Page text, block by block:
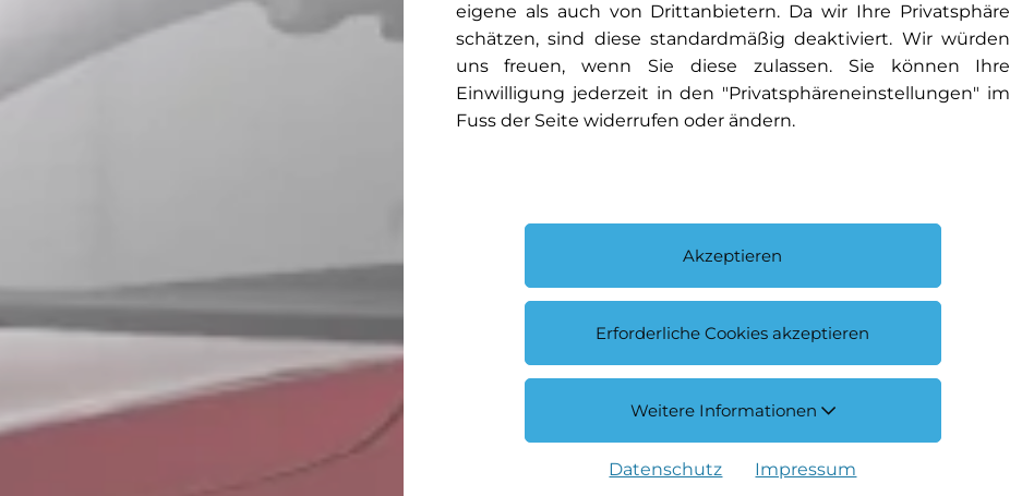
eigene als auch von Drittanbietern. Da wir Ihre Privatsphäre
schätzen, sind diese standardmäßig deaktiviert. Wir würden
uns freuen, wenn Sie diese zulassen. Sie können Ihre
Einwilligung jederzeit in den "Privatsphäreneinstellungen" im
Fuss der Seite widerrufen oder ändern.
Akzeptieren
Erforderliche Cookies akzeptieren
Weitere Informationen
Datenschutz Impressum